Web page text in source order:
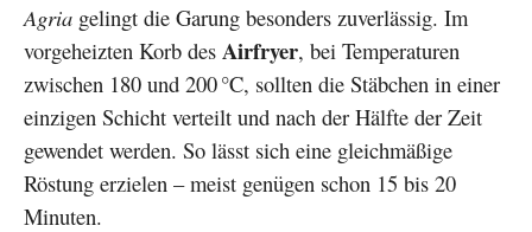
Agria gelingt die Garung besonders zuverlässig. Im
vorgeheizten Korb des Airfryer, bei Temperaturen
zwischen 180 und 200 °C, sollten die Stäbchen in einer
einzigen Schicht verteilt und nach der Hälfte der Zeit
gewendet werden. So lässt sich eine gleichmäßige
Röstung erzielen – meist genügen schon 15 bis 20
Minuten.